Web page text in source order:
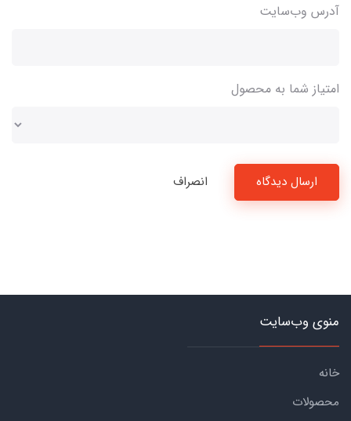
آدرس وب‌سایت
امتیاز شما به محصول
ارسال دیدگاه انصراف
منوی وب‌سایت
خانه
محصولات